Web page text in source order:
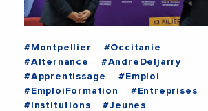
#Montpellier
#Occitanie
#Alternance
#AndreDeljarry
#Apprentissage
#Emploi
#EmploiFormation
#Entreprises
#Institutions
#Jeunes